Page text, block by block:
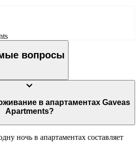
вопросы
Gaveas
Apartments?
ночь в апартаментах составляет